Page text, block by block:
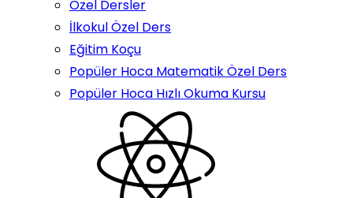
Özel Dersler
İlkokul Özel Ders
Eğitim Koçu
Popüler Hoca Matematik Özel Ders
Popüler Hoca Hızlı Okuma Kursu